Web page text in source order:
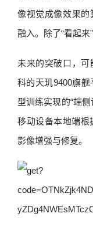
像视觉成像效果的
融入。除了“看起来
未来的突破口，
科的天玑9400旗
型训练实现的“端
移动设备本地端根
影像增强与修复。